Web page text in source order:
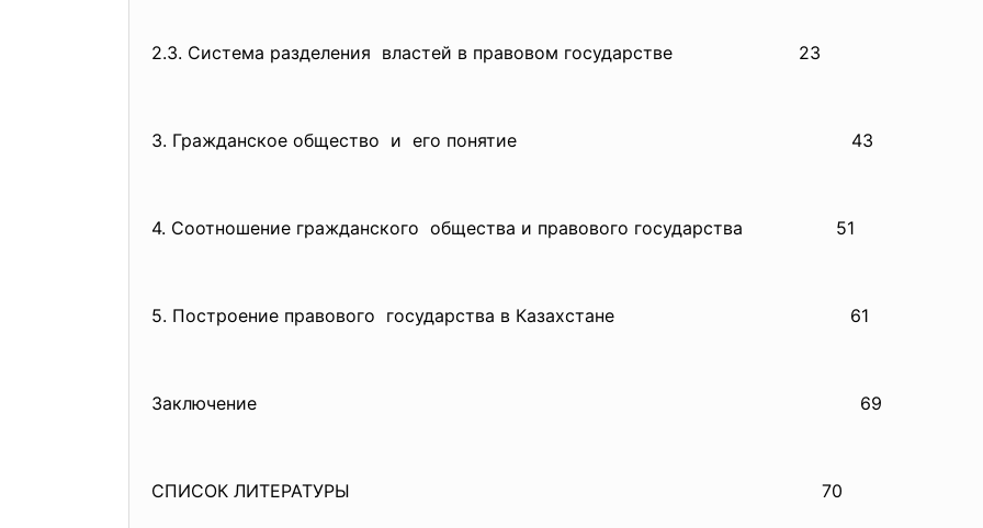
2.3. Система разделения властей в правовом государстве 23
3. Гражданское общество и его понятие 43
4. Соотношение гражданского общества и правового государства 51
5. Построение правового государства в Казахстане 61
Заключение 69
СПИСОК ЛИТЕРАТУРЫ 70